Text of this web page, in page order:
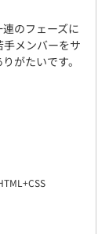
のフェーズに
メンバーをサ
がたいです。